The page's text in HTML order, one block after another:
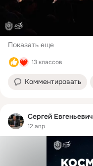
Показать еще
13 классов
Комментировать
Сергей Евгеньевич
12 апр